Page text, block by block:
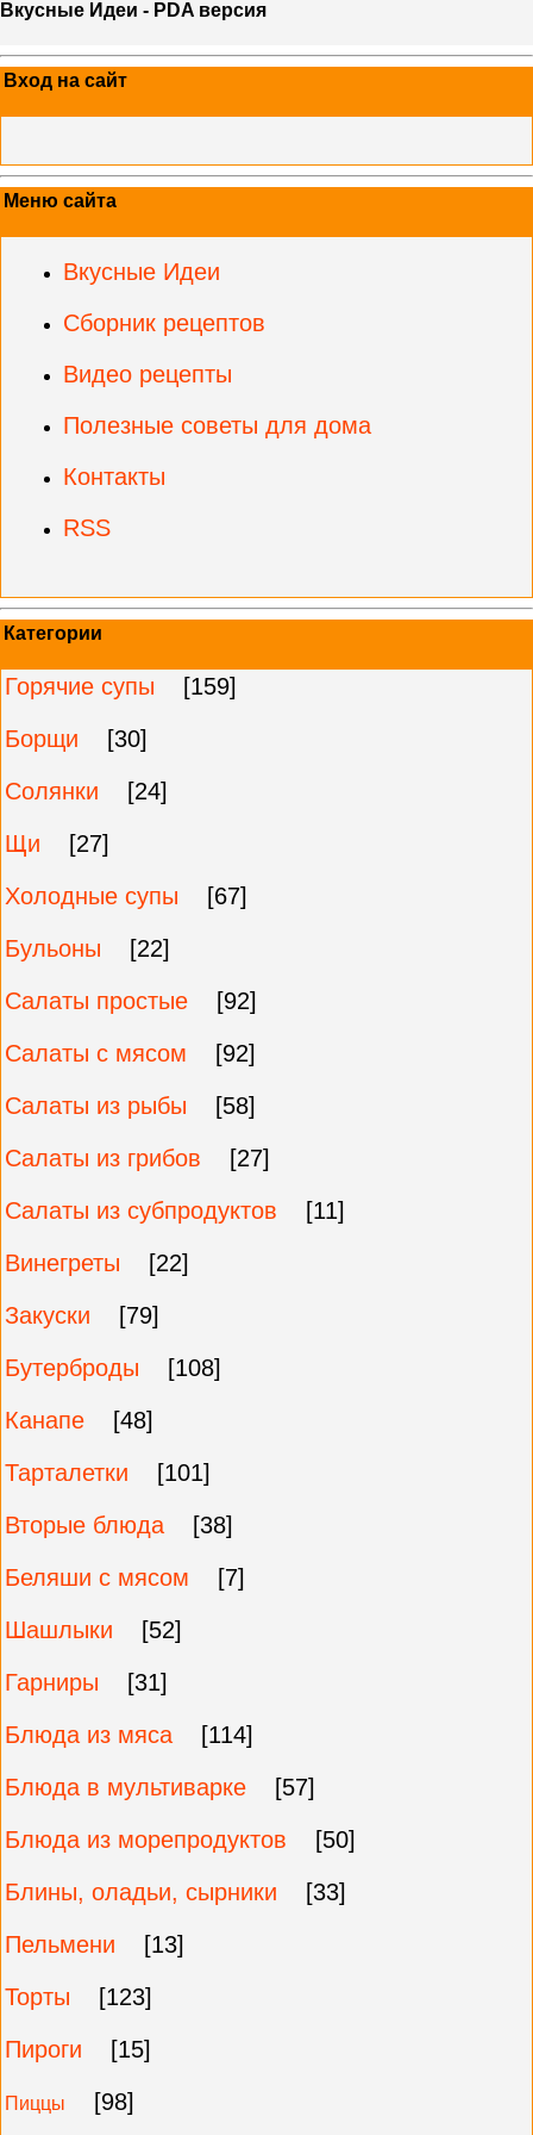
Вкусные Идеи - PDA версия
Вход на сайт
Меню сайта
Вкусные Идеи
Сборник рецептов
Видео рецепты
Полезные советы для дома
Контакты
RSS
Категории
Горячие супы
[159]
Борщи
[30]
Солянки
[24]
Щи
[27]
Холодные супы
[67]
Бульоны
[22]
Салаты простые
[92]
Салаты с мясом
[92]
Салаты из рыбы
[58]
Салаты из грибов
[27]
Салаты из субпродуктов
[11]
Винегреты
[22]
Закуски
[79]
Бутерброды
[108]
Канапе
[48]
Тарталетки
[101]
Вторые блюда
[38]
Беляши с мясом
[7]
Шашлыки
[52]
Гарниры
[31]
Блюда из мяса
[114]
Блюда в мультиварке
[57]
Блюда из морепродуктов
[50]
Блины, оладьи, сырники
[33]
Пельмени
[13]
Торты
[123]
Пироги
[15]
Пиццы [98]